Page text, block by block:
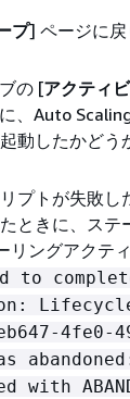
プ] ページに
の [アクティ
、Auto
動したかどう
プトが失敗し
ときに、ステ
リングアクテ
to
4fe0-
with